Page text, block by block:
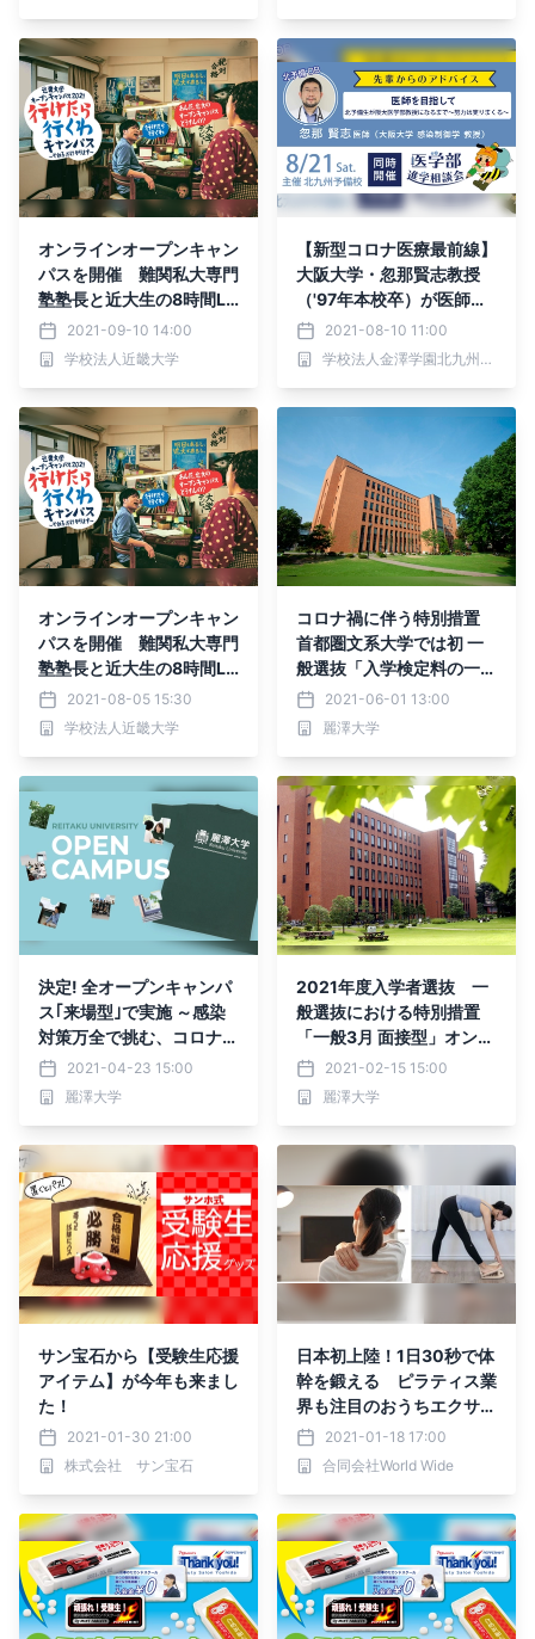
オンラインオープンキャン
パスを開催 難関私大専門
塾塾長と近大生の8時間LI
VE対談など多彩なコンテ
ンツを配信
2021-09-10 14:00
学校法人近畿大学
【新型コロナ医療最前線】
大阪大学・忽那賢志教授
（'97年本校卒）が医師を
志す受験生にエール！
2021-08-10 11:00
学校法人金澤学園北九州予備校
オンラインオープンキャン
パスを開催 難関私大専門
塾塾長と近大生の8時間LI
VE対談など多彩なコンテ
ンツを配信
2021-08-05 15:30
学校法人近畿大学
コロナ禍に伴う特別措置
首都圏文系大学では初 一
般選抜「入学検定料の一部
無料化」決定
2021-06-01 13:00
麗澤大学
決定! 全オープンキャンパ
ス｢来場型｣で実施 ～感染
対策万全で挑む、コロナ禍
でのイベント実施の在り方
～
2021-04-23 15:00
麗澤大学
2021年度入学者選抜 一
般選抜における特別措置
「一般3月 面接型」オンラ
インでの実施を決定
2021-02-15 15:00
麗澤大学
サン宝石から【受験生応援
アイテム】が今年も来まし
た！
2021-01-30 21:00
株式会社 サン宝石
日本初上陸！1日30秒で体
幹を鍛える ピラティス業
界も注目のおうちエクササ
イズ『レッグバランサー』
「Makuake」で1月18日
先行受注開始
2021-01-18 17:00
合同会社World Wide